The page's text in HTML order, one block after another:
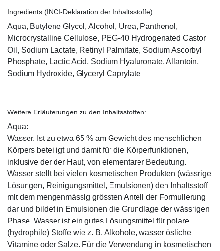
Ingredients (INCI-Deklaration der Inhaltsstoffe):
Aqua, Butylene Glycol, Alcohol, Urea, Panthenol,
Microcrystalline Cellulose, PEG-40 Hydrogenated Castor
Oil, Sodium Lactate, Retinyl Palmitate, Sodium Ascorbyl
Phosphate, Lactic Acid, Sodium Hyaluronate, Allantoin,
Sodium Hydroxide, Glyceryl Caprylate
Weitere Erläuterungen zu den Inhaltsstoffen:
Aqua:
Wasser. Ist zu etwa 65 % am Gewicht des menschlichen
Körpers beteiligt und damit für die Körperfunktionen,
inklusive der der Haut, von elementarer Bedeutung.
Wasser stellt bei vielen kosmetischen Produkten (wässrige
Lösungen, Reinigungsmittel, Emulsionen) den Inhaltsstoff
mit dem mengenmässig grössten Anteil der Formulierung
dar und bildet in Emulsionen die Grundlage der wässrigen
Phase. Wasser ist ein gutes Lösungsmittel für polare
(hydrophile) Stoffe wie z. B. Alkohole, wasserlösliche
Vitamine oder Salze. Für die Verwendung in kosmetischen